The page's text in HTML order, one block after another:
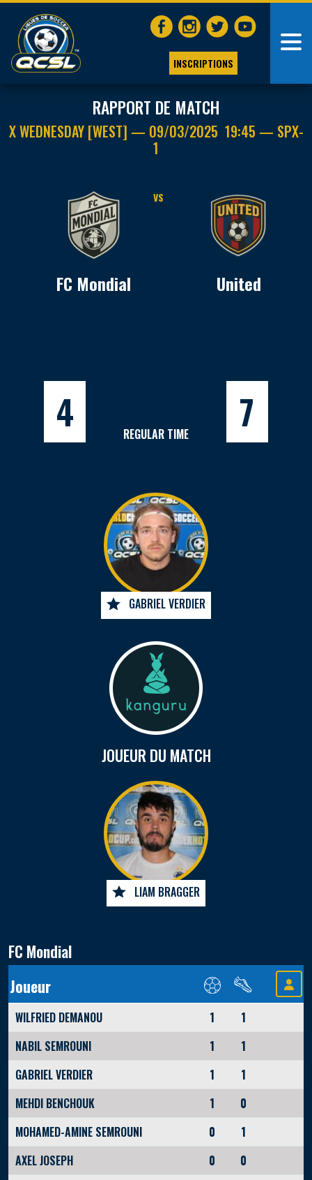
INSCRIPTIONS
RAPPORT DE MATCH
X WEDNESDAY [WEST] — 09/03/2025 19:45 — SPX-
1
FC Mondial
VS
United
4 REGULAR TIME 7
GABRIEL VERDIER
JOUEUR DU MATCH
LIAM BRAGGER
FC Mondial
Joueur
WILFRIED DEMANOU 1
1
NABIL SEMROUNI
1
1
GABRIEL VERDIER
1
1
MEHDI BENCHOUK
1
0
MOHAMED-AMINE SEMROUNI
0
1
AXEL JOSEPH
0
0